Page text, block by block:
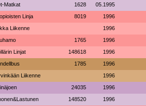
Matkat 1628 05.1995
Linja 8019 1996
Liikenne 1996
1765 1996
Linjat 148618 1996
1785 1996
Liikenne 1996
24035 1996
148520 1996